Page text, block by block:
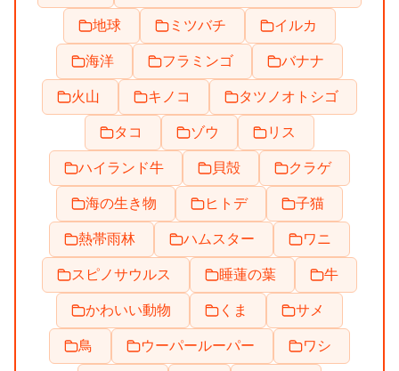
地球
ミツバチ
イルカ
海洋
フラミンゴ
バナナ
火山
キノコ
タツノオトシゴ
タコ
ゾウ
リス
ハイランド牛
貝殻
クラゲ
海の生き物
ヒトデ
子猫
熱帯雨林
ハムスター
ワニ
スピノサウルス
睡蓮の葉
牛
かわいい動物
くま
サメ
鳥
ウーパールーパー
ワシ